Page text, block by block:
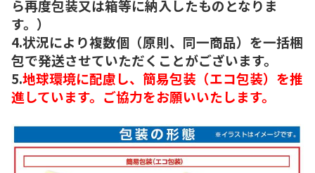
ら再度包装又は箱等に納入したものとなりま
す。）
4.状況により複数個（原則、同一商品）を一括梱
包で発送させていただくことがございます。
5.地球環境に配慮し、簡易包装（エコ包装）を推
進しています。ご協力をお願いいたします。